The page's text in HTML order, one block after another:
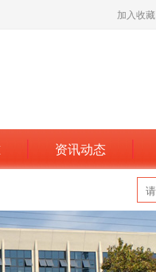
加入收藏
资讯动态